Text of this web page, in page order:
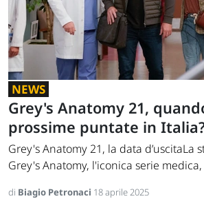
NEWS
Grey's Anatomy 21,
prossime puntate in
Grey's Anatomy 21, la data d’uscitaLa
Grey's Anatomy, l'iconica serie
di Biagio Petronaci 18 aprile 2025